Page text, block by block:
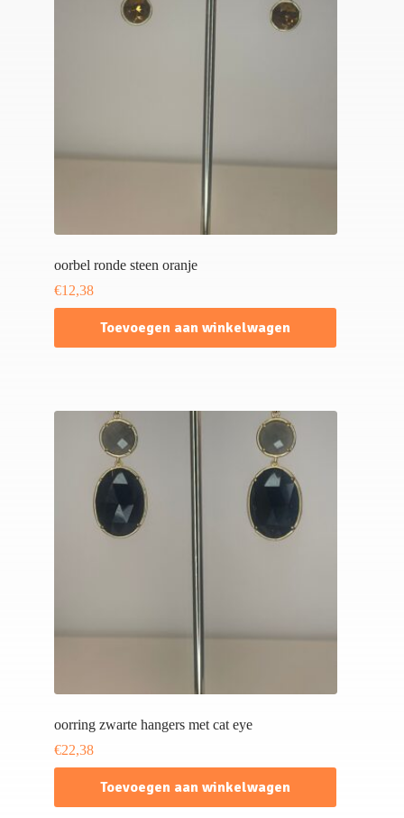
oorbel ronde steen oranje
€12,38
Toevoegen aan winkelwagen
oorring zwarte hangers met cat eye
€22,38
Toevoegen aan winkelwagen